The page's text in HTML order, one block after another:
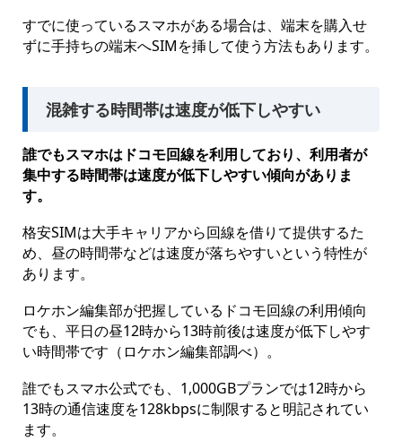
すでに使っているスマホがある場合は、端末を購入せ
ずに手持ちの端末へSIMを挿して使う方法もあります。
混雑する時間帯は速度が低下しやすい
誰でもスマホはドコモ回線を利用しており、利用者が
集中する時間帯は速度が低下しやすい傾向がありま
す。
格安SIMは大手キャリアから回線を借りて提供するた
め、昼の時間帯などは速度が落ちやすいという特性が
あります。
ロケホン編集部が把握しているドコモ回線の利用傾向
でも、平日の昼12時から13時前後は速度が低下しやす
い時間帯です（ロケホン編集部調べ）。
誰でもスマホ公式でも、1,000GBプランでは12時から
13時の通信速度を128kbpsに制限すると明記されてい
ます。